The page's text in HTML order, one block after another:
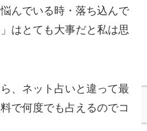
んでいる時・落ち込んで
はとても大事だと私は思
、ネット占いと違って最
で何度でも占えるのでコ